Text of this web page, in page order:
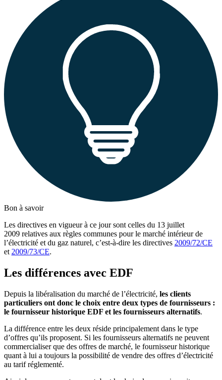
Bon à savoir
Les directives en vigueur à ce jour sont celles du 13 juillet
2009 relatives aux règles communes pour le marché intérieur de
l’électricité et du gaz naturel, c’est-à-dire les directives 2009/72/CE
et 2009/73/CE.
Les différences avec EDF
Depuis la libéralisation du marché de l’électricité, les clients
particuliers ont donc le choix entre deux types de fournisseurs :
le fournisseur historique EDF et les fournisseurs alternatifs.
La différence entre les deux réside principalement dans le type
d’offres qu’ils proposent. Si les fournisseurs alternatifs ne peuvent
commercialiser que des offres de marché, le fournisseur historique
quant à lui a toujours la possibilité de vendre des offres d’électricité
au tarif réglementé.